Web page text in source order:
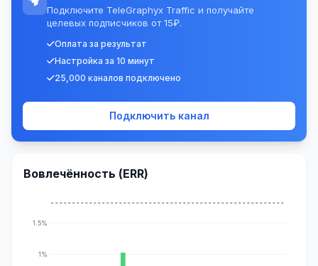
Подключите TeleGraphyx Traffic и получайте
целевых подписчиков от 15₽.
Оплата за результат
Настройка за 10 минут
25,000 каналов подключено
Подключить канал
Вовлечённость (ERR)
1%
1.5%